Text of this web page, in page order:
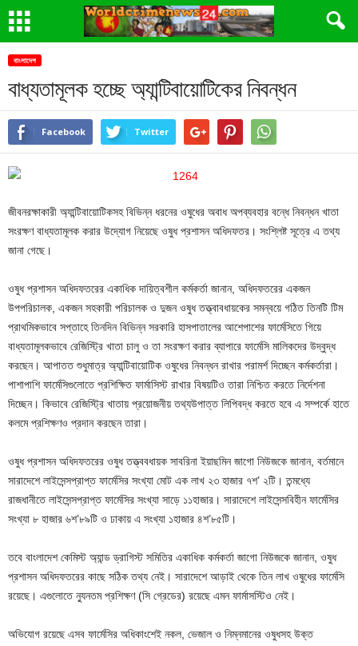
বাংলাদেশ
বাধ্যতামূলক হচ্ছে অ্যান্টিবায়োটিকের নিবন্ধন
Facebook Twitter
জীবনরক্ষাকারী অ্যান্টিবায়োটিকসহ বিভিন্ন ধরনের ওষুধের অবাধ অপব্যবহার বন্ধে নিবন্ধন খাতা
সংরক্ষণ বাধ্যতামূলক করার উদ্যোগ নিয়েছে ওষুধ প্রশাসন অধিদফতর। সংশ্লিষ্ট সূত্রে এ তথ্য
জানা গেছে।
ওষুধ প্রশাসন অধিদফতরের একাধিক দায়িত্বশীল কর্মকর্তা জানান, অধিদফতরের একজন
উপপরিচালক, একজন সহকারী পরিচালক ও দুজন ওষুধ তত্ত্বাবধায়কের সমন্বয়ে গঠিত তিনটি টিম
প্রাথমিকভাবে সপ্তাহে তিনদিন বিভিন্ন সরকারি হাসপাতালের আশেপাশের ফার্মেসিতে গিয়ে
বাধ্যতামূলকভাবে রেজিস্ট্রি খাতা চালু ও তা সংরক্ষণ করার ব্যাপারে ফার্মেসি মালিকদের উদ্বুদ্ধ
করছেন। আপাতত শুধুমাত্র অ্যান্টিবায়োটিক ওষুধের নিবন্ধন রাখার পরামর্শ দিচ্ছেন কর্মকর্তারা।
পাশাপাশি ফার্মেসিগুলোতে প্রশিক্ষিত ফার্মাসিস্ট রাখার বিষয়টিও তারা নিশ্চিত করতে নির্দেশনা
দিচ্ছেন। কিভাবে রেজিস্ট্রি খাতায় প্রয়োজনীয় তথ্যউপাত্ত লিপিবদ্ধ করতে হবে এ সম্পর্কে হাতে
কলমে প্রশিক্ষণও প্রদান করছেন তারা।
ওষুধ প্রশাসন অধিদফতরের ওষুধ তত্ত্ববধায়ক সাবরিনা ইয়াছমিন জাগো নিউজকে জানান, বর্তমানে
সারাদেশে লাইসেন্সপ্রাপ্ত ফার্মেসির সংখ্যা মোট এক লাখ ২৩ হাজার ৭শ’ ২টি। তন্মধ্যে
রাজধানীতে লাইসেন্সপ্রাপ্ত ফার্মেসির সংখ্যা সাড়ে ১১হাজার। সারাদেশে লাইসেন্সবিহীন ফার্মেসির
সংখ্যা ৮ হাজার ৬শ’৮৯টি ও ঢাকায় এ সংখ্যা ১হাজার ৪শ’৮৫টি।
তবে বাংলাদেশ কেমিস্ট অ্যান্ড ড্রাগিস্ট সমিতির একাধিক কর্মকর্তা জাগো নিউজকে জানান, ওষুধ
প্রশাসন অধিদফতরের কাছে সঠিক তথ্য নেই। সারাদেশে আড়াই থেকে তিন লাখ ওষুধের ফার্মেসি
রয়েছে। এগুলোতে ন্যুনতম প্রশিক্ষণ (সি গ্রেডের) রয়েছে এমন ফার্মাসস্টিও নেই।
অভিযোগ রয়েছে এসব ফার্মেসির অধিকাংশেই নকল, ভেজাল ও নিম্নমানের ওষুধসহ উক্ত